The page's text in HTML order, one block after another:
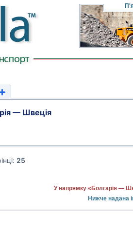
— Швеція
25
У напрямку «Болгарія —
Нижче надана